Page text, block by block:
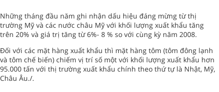
Những tháng đầu năm ghi nhận dấu hiệu đáng mừng từ thị
trường Mỹ và các nước châu Mỹ với khối lượng xuất khẩu tăng
trên 20% và giá trị tăng từ 6%- 8 % so với cùng kỳ năm 2008.
Đối với các mặt hàng xuất khẩu thì mặt hàng tôm (tôm đông lạnh
và tôm chế biến) chiếm vị trí số một với khối lượng xuất khẩu hơn
95.000 tấn với thị trường xuất khẩu chính theo thứ tự là Nhật, Mỹ,
Châu Âu./.